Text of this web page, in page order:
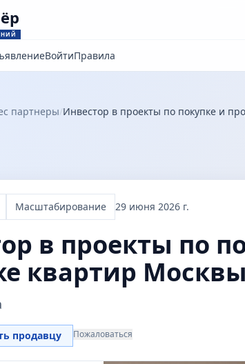
ВойтиПравила
партнеры/Инвестор в проекты по покупке и
Масштабирование 29 июня 2026 г.
в проекты по
квартир Москвы
продавцу Пожаловаться